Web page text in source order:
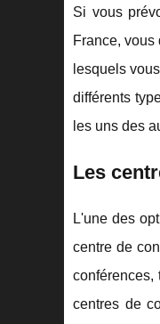
Si vous
France,
lesquels
différents
les uns des
Les
L'une des
centre de
conférences,
centres de